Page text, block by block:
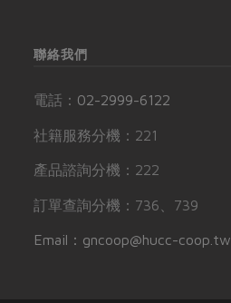
聯絡我們
電話： 02-2999-6122
社籍服務分機：221
產品諮詢分機：222
訂單查詢分機：736、739
Email：gncoop@hucc-coop.tw